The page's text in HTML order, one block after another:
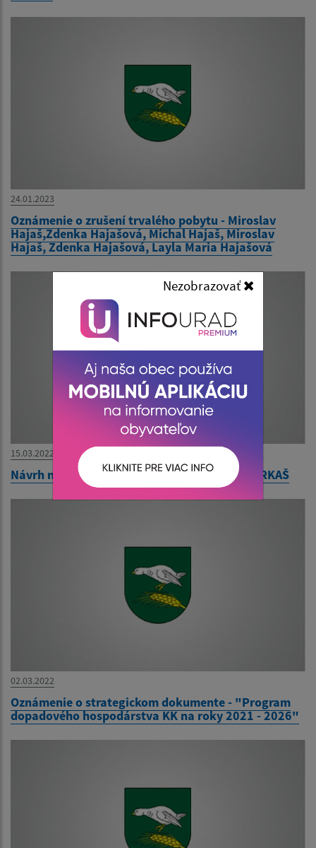
24.01.2023
Oznámenie o zrušení trvalého pobytu - Miroslav
Hajaš,Zdenka Hajašová, Michal Hajaš, Miroslav
Hajaš, Zdenka Hajašová, Layla Maria Hajašová
15.03.2022
Návrh na zrušenie trvalého pobytu - Milan FARKAŠ
02.03.2022
Oznámenie o strategickom dokumente - "Program
dopadového hospodárstva KK na roky 2021 - 2026"
Nezobrazovať